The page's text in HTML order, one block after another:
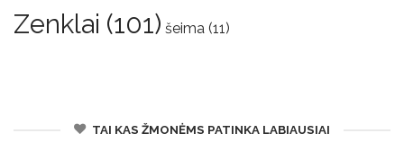
Zenklai (101) šeima (11)
TAI KAS ŽMONĖMS PATINKA LABIAUSIAI